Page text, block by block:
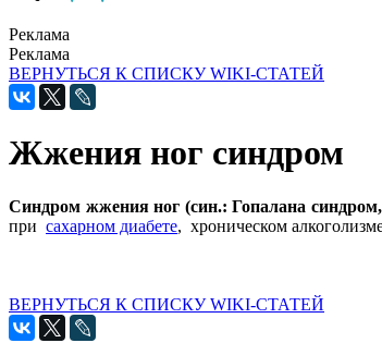
Реклама
Реклама
ВЕРНУТЬСЯ К СПИСКУ WIKI-СТАТЕЙ
Жжения ног синдром
Синдром жжения ног (син.: Гопалана
при сахарном диабете, хроническом
ВЕРНУТЬСЯ К СПИСКУ WIKI-СТАТЕЙ